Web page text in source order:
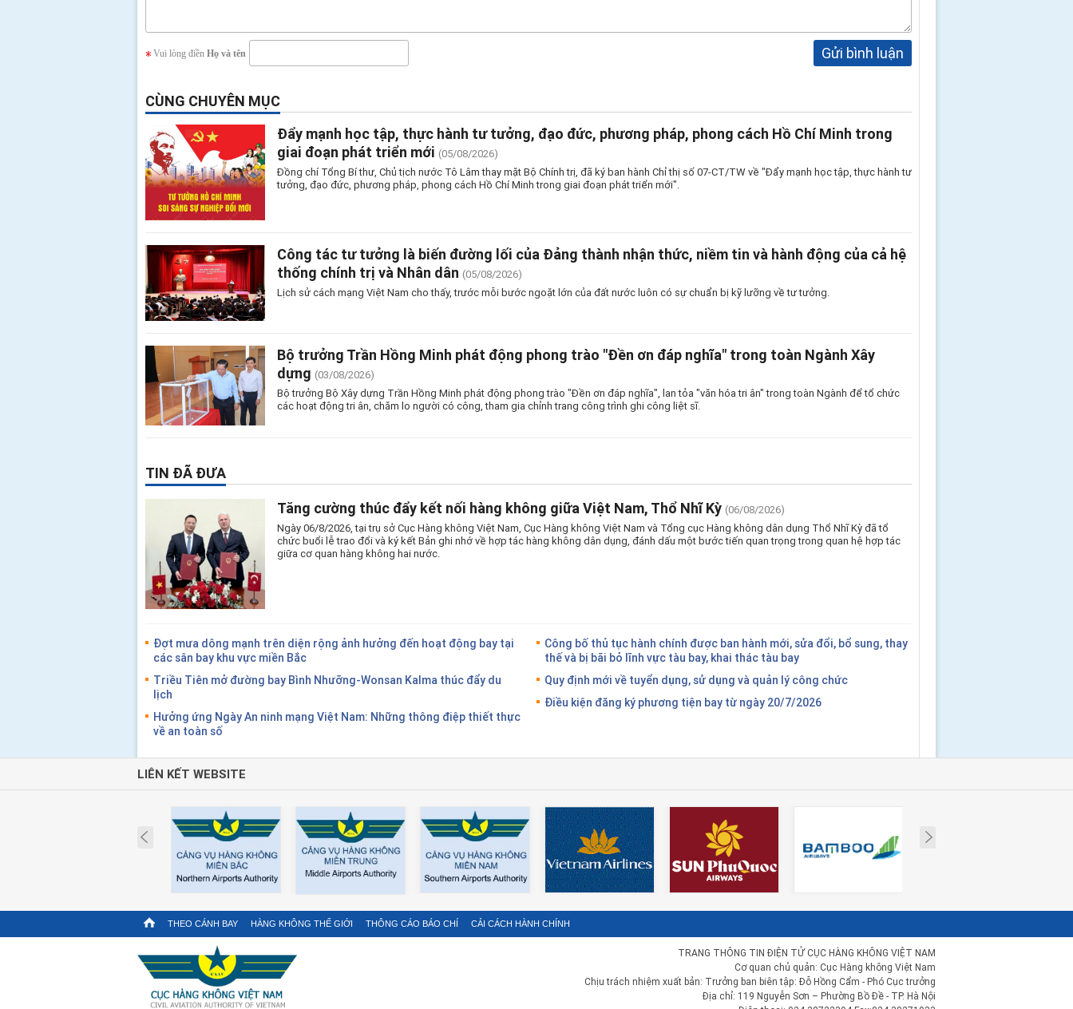
Vui lòng điền Họ và tên Gửi bình luận
CÙNG CHUYÊN MỤC
Đẩy mạnh học tập, thực hành tư tưởng, đạo đức, phương pháp, phong cách Hồ Chí Minh trong
giai đoạn phát triển mới (05/08/2026)
Đồng chí Tổng Bí thư, Chủ tịch nước Tô Lâm thay mặt Bộ Chính trị, đã ký ban hành Chỉ thị số 07-CT/TW về "Đẩy mạnh học tập, thực hành tư
tưởng, đạo đức, phương pháp, phong cách Hồ Chí Minh trong giai đoạn phát triển mới".
Công tác tư tưởng là biến đường lối của Đảng thành nhận thức, niềm tin và hành động của cả hệ
thống chính trị và Nhân dân (05/08/2026)
Lịch sử cách mạng Việt Nam cho thấy, trước mỗi bước ngoặt lớn của đất nước luôn có sự chuẩn bị kỹ lưỡng về tư tưởng.
Bộ trưởng Trần Hồng Minh phát động phong trào "Đền ơn đáp nghĩa" trong toàn Ngành Xây
dựng (03/08/2026)
Bộ trưởng Bộ Xây dựng Trần Hồng Minh phát động phong trào "Đền ơn đáp nghĩa", lan tỏa "văn hóa tri ân" trong toàn Ngành để tổ chức
các hoạt động tri ân, chăm lo người có công, tham gia chỉnh trang công trình ghi công liệt sĩ.
TIN ĐÃ ĐƯA
Tăng cường thúc đẩy kết nối hàng không giữa Việt Nam, Thổ Nhĩ Kỳ (06/08/2026)
Ngày 06/8/2026, tại trụ sở Cục Hàng không Việt Nam, Cục Hàng không Việt Nam và Tổng cục Hàng không dân dụng Thổ Nhĩ Kỳ đã tổ
chức buổi lễ trao đổi và ký kết Bản ghi nhớ về hợp tác hàng không dân dụng, đánh dấu một bước tiến quan trọng trong quan hệ hợp tác
giữa cơ quan hàng không hai nước.
Đợt mưa dông mạnh trên diện rộng ảnh hưởng đến hoạt động bay tại
các sân bay khu vực miền Bắc
Triều Tiên mở đường bay Bình Nhưỡng-Wonsan Kalma thúc đẩy du
lịch
Hưởng ứng Ngày An ninh mạng Việt Nam: Những thông điệp thiết thực
về an toàn số
Công bố thủ tục hành chính được ban hành mới, sửa đổi, bổ sung, thay
thế và bị bãi bỏ lĩnh vực tàu bay, khai thác tàu bay
Quy định mới về tuyển dụng, sử dụng và quản lý công chức
Điều kiện đăng ký phương tiện bay từ ngày 20/7/2026
LIÊN KẾT WEBSITE
Prev
THEO CÁNH BAY HÀNG KHÔNG THẾ GIỚI THÔNG CÁO BÁO CHÍ CẢI CÁCH HÀNH CHÍNH
TRANG THÔNG TIN ĐIỆN TỬ CỤC HÀNG KHÔNG VIỆT NAM
Cơ quan chủ quản: Cục Hàng không Việt Nam
Chịu trách nhiệm xuất bản: Trưởng ban biên tập: Đỗ Hồng Cẩm - Phó Cục trưởng
Địa chỉ: 119 Nguyễn Sơn – Phường Bồ Đề - TP. Hà Nội